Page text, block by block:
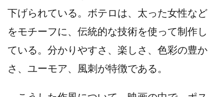
下げられている。ボテロは、太った女性など
をモチーフに、伝統的な技術を使って制作し
ている。分かりやすさ、楽しさ、色彩の豊か
さ、ユーモア、風刺が特徴である。